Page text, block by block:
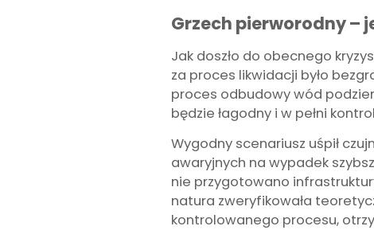
Grzech pierworodny –
Jak doszło do obecnego
za proces likwidacji było
proces odbudowy wód
będzie łagodny i w pełni
Wygodny scenariusz uśpił
awaryjnych na wypadek
nie przygotowano
natura zweryfikowała
kontrolowanego procesu,